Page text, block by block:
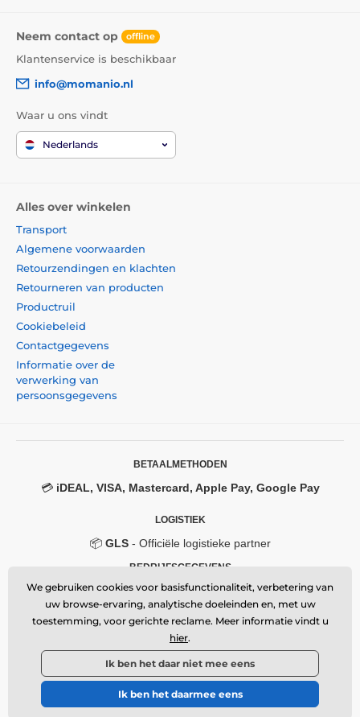
Neem contact op offline
Klantenservice is beschikbaar
info@momanio.nl
Waar u ons vindt
Nederlands
Alles over winkelen
Transport
Algemene voorwaarden
Retourzendingen en klachten
Retourneren van producten
Productruil
Cookiebeleid
Contactgegevens
Informatie over de
verwerking van
persoonsgegevens
BETAALMETHODEN
💳 iDEAL, VISA, Mastercard, Apple Pay, Google Pay
LOGISTIEK
📦 GLS- Officiële logistieke partner
BEDRIJFSGEGEVENS
Momanio s.r.o.
Okružní 361/14, 747 18, Píšť, Czech Republic
VAT: CZ09604707
info@momanio.nl
🔒 Beveiligde SSL-verbinding
© 2026 www.momanio.nl ⦁ Webshop gemaakt door
We gebruiken cookies voor basisfunctionaliteit, verbetering van
uw browse-ervaring, analytische doeleinden en, met uw
toestemming, voor gerichte reclame. Meer informatie vindt u
hier.
Ik ben het daar niet mee eens
Ik ben het daarmee eens